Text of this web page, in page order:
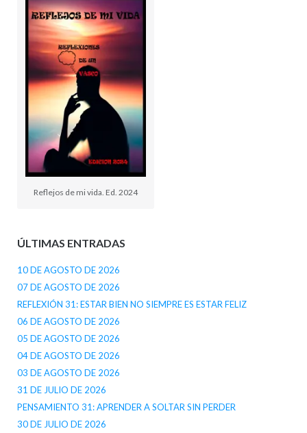
Reflejos de mi vida. Ed. 2024
ÚLTIMAS ENTRADAS
10 DE AGOSTO DE 2026
07 DE AGOSTO DE 2026
REFLEXIÓN 31: ESTAR BIEN NO SIEMPRE ES ESTAR FELIZ
06 DE AGOSTO DE 2026
05 DE AGOSTO DE 2026
04 DE AGOSTO DE 2026
03 DE AGOSTO DE 2026
31 DE JULIO DE 2026
PENSAMIENTO 31: APRENDER A SOLTAR SIN PERDER
30 DE JULIO DE 2026